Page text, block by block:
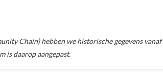
Chain)hebben we historische gegevens vanaf
is daarop aangepast.